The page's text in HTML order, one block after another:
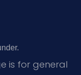
is for general